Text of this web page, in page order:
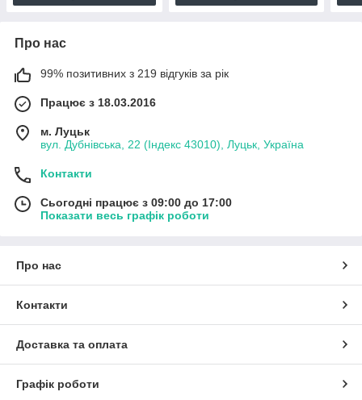
Про нас
99% позитивних з 219 відгуків за рік
Працює з 18.03.2016
м. Луцьк
вул. Дубнівська, 22 (Індекс 43010), Луцьк, Україна
Контакти
Сьогодні працює з 09:00 до 17:00
Показати весь графік роботи
Про нас
Контакти
Доставка та оплата
Графік роботи